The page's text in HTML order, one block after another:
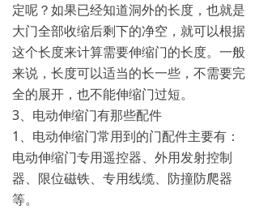
定呢？如果已经知道洞外的长度，也就是
大门全部收缩后剩下的净空，就可以根据
这个长度来计算需要伸缩门的长度。一般
来说，长度可以适当的长一些，不需要完
全的展开，也不能伸缩门过短。
3、电动伸缩门有那些配件
1、电动伸缩门常用到的门配件主要有：
电动伸缩门专用遥控器、外用发射控制
器、限位磁铁、专用线缆、防撞防爬器
等。